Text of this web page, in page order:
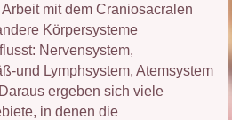
mit dem Craniosacralen
Körpersysteme
Nervensystem,
und Lymphsystem, Atemsystem
ergeben sich viele
in denen die